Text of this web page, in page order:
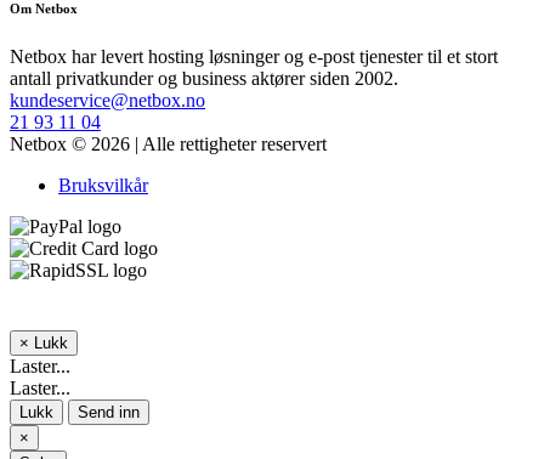
Om Netbox
Netbox har levert hosting løsninger og e-post tjenester til et stort
antall privatkunder og business aktører siden 2002.
kundeservice@netbox.no
21 93 11 04
Netbox © 2026 | Alle rettigheter reservert
Bruksvilkår
× Lukk
Laster...
Laster...
Lukk
Send inn
×